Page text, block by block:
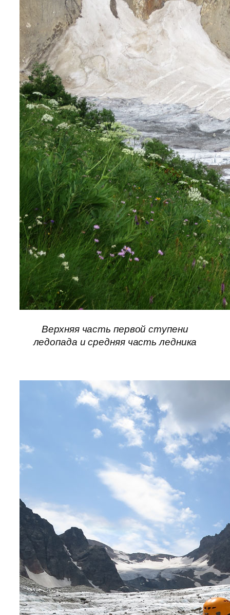
Верхняя часть первой ступени
ледопада и средняя часть ледника